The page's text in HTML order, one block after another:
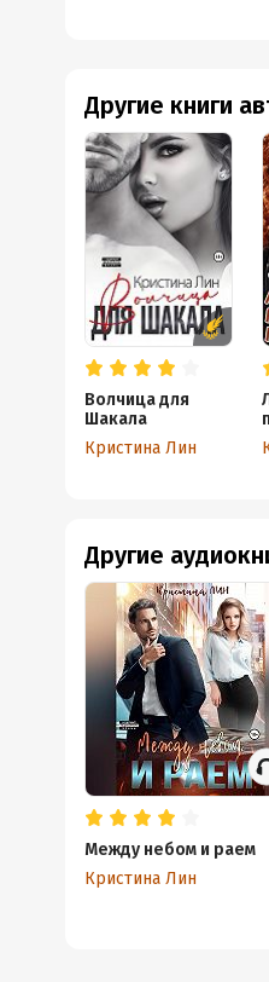
Другие книги
Волчица для
Шакала
Кристина Лин
Другие
Между небом и раем
Кристина Лин